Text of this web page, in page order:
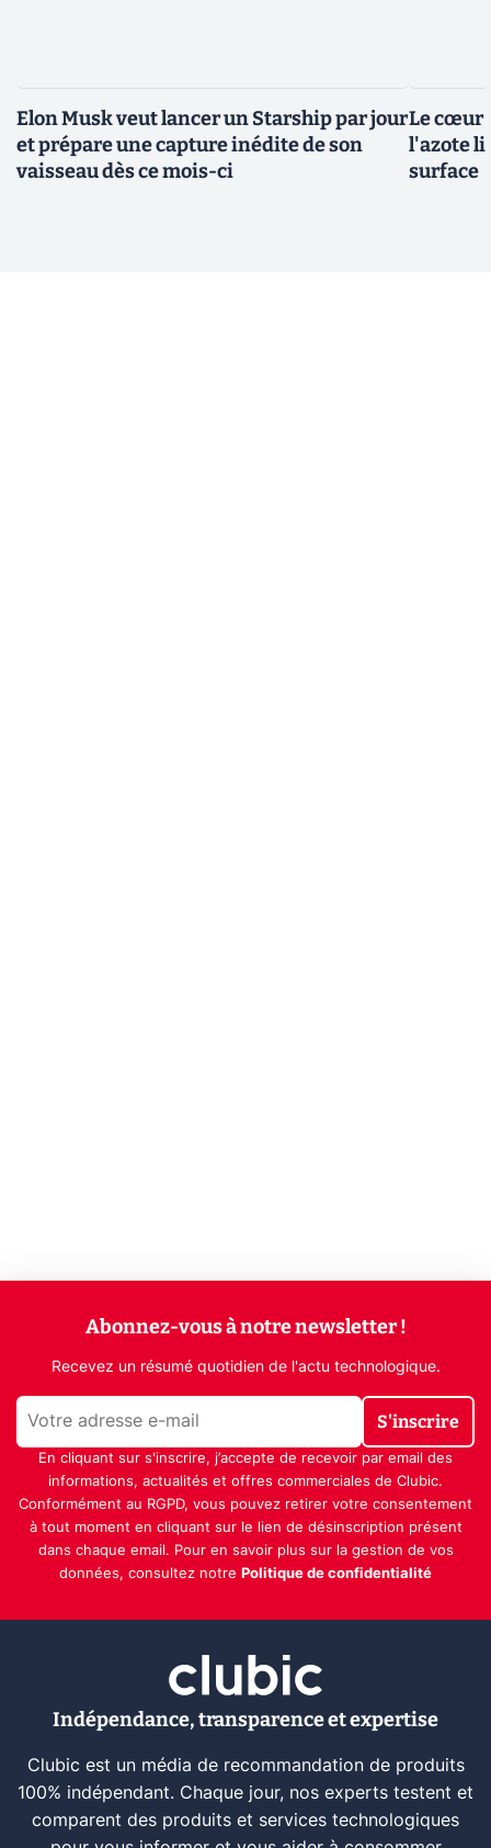
Elon Musk veut lancer un Starship par jour
et prépare une capture inédite de son
vaisseau dès ce mois-ci
Le cœur
l'azote
surface
Abonnez-vous à notre newsletter !
Recevez un résumé quotidien de l'actu technologique.
S'inscrire
En cliquant sur s'inscrire, j’accepte de recevoir par email des
informations, actualités et offres commerciales de Clubic.
Conformément au RGPD, vous pouvez retirer votre consentement
à tout moment en cliquant sur le lien de désinscription présent
dans chaque email. Pour en savoir plus sur la gestion de vos
données, consultez notre Politique de confidentialité
Indépendance, transparence et expertise
Clubic est un média de recommandation de produits
100% indépendant. Chaque jour, nos experts testent et
comparent des produits et services technologiques